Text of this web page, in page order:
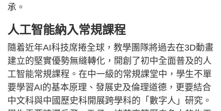
承。
人工智能納入常規課程
隨着近年AI科技席捲全球，教學團隊將過去在3D動畫
建立的堅實優勢無縫轉化，開創了初中全面普及的人
工智能常規課程。在中一級的常規課堂中，學生不單
要學習AI的基本原理、發展史及倫理道德，更要結合
中文科與中國歷史科開展跨學科的「數字人」研究。